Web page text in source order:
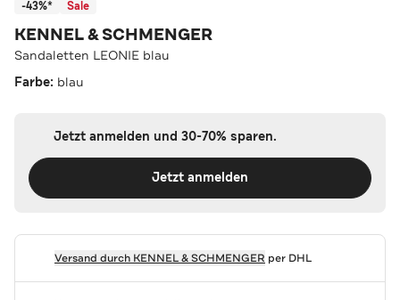
-43%* Sale
KENNEL & SCHMENGER
Sandaletten LEONIE blau
Farbe: blau
Jetzt anmelden und 30-70% sparen.
Jetzt anmelden
Versand durch KENNEL & SCHMENGER per DHL